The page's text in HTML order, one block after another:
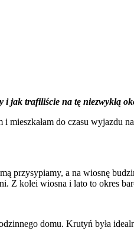
i jak trafiliście na tę niezwykłą
mieszkałam do czasu
przysypiamy, a na wiosnę
Z kolei wiosna i lato to okres
domu. Krutyń była